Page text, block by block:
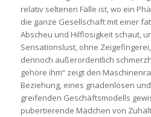
relativ seltenen Fälle ist, wo ein
die ganze Gesellschaft mit einer
Abscheu und Hilflosigkeit schaut,
Sensationslust, ohne
dennoch außerordentlich
gehöre ihm“ zeigt den
Beziehung, eines gnadenlosen
greifenden Geschäftsmodells
pubertierende Mädchen von